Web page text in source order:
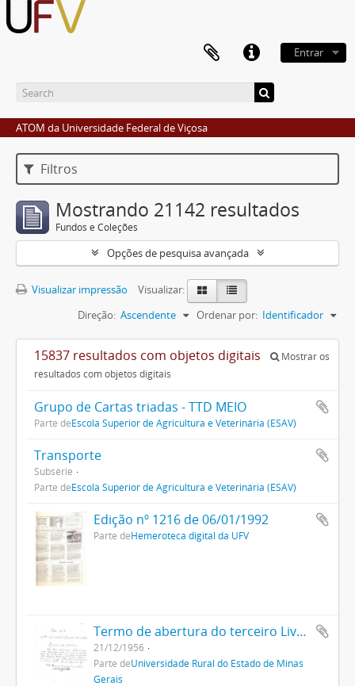
Entrar
ATOM da Universidade Federal de Viçosa
Filtros
Mostrando 21142 resultados
Fundos e Coleções
Opções de pesquisa avançada
Visualizar impressão
Visualizar:
Ordenar por: Identificador
Direção: Ascendente
15837 resultados com objetos digitais
Mostrar os
resultados com objetos digitais
Grupo de Cartas triadas - TTD MEIO
Parte deEscola Superior de Agricultura e Veterinária (ESAV)
Transporte
Subsérie
Parte deEscola Superior de Agricultura e Veterinária (ESAV)
Edição nº 1216 de 06/01/1992
Parte deHemeroteca digital da UFV
Termo de abertura do terceiro Livro Ata da Uremg
21/12/1956
Parte deUniversidade Rural do Estado de Minas
Gerais